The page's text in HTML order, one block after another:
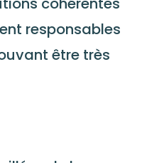
responsables
être très